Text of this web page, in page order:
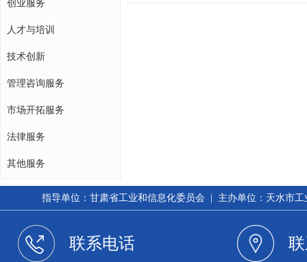
创业服务
人才与培训
技术创新
管理咨询服务
市场开拓服务
法律服务
其他服务
指导单位：甘肃省工业和信息化委员会 | 主办单位：天水市
联系电话